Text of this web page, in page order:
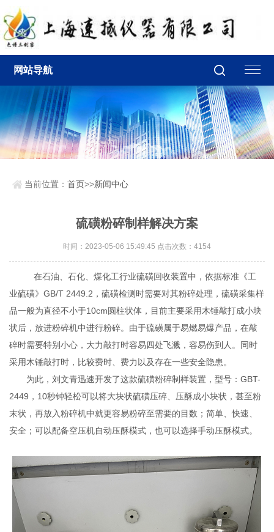
网站导航
当前位置：首页>>新闻中心
硫磺粉碎制样解决方案
时间：2023-05-06 15:49:45 点击次数：4154
在石油、石化、煤化工行业硫磺回收装置中，依据标准《工
业硫磺》GB/T 2449.2，硫磺检测时需要对其粉碎处理，硫磺采集样
品一般为直径不小于10cm圆柱状体，目前主要采用木锤敲打成小块
状后，放进粉碎机中进行粉碎。由于硫磺属于易燃易爆产品，在敲
碎时需要特别小心，大力敲打时容易四处飞溅，容易伤到人。同时
采用木锤敲打时，比较费时、费力以及存在一些安全隐患。
为此，刘文青迅速开发了这款硫磺粉碎制样装置，型号：GBT-
2449，10秒钟轻松可以将大块状硫磺压碎、压酥成小块状，甚至粉
末状，再放入粉碎机中就更容易粉碎至需要的目数；简单、快速、
安全；可以配备空压机自动压酥模式，也可以选择手动压酥模式。